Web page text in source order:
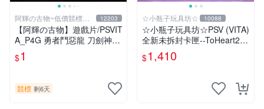
阿輝の古物~低價競標五
六日結標
12203
【阿輝の古物】遊戲片/PSVIT
A_P4G 勇者鬥惡龍 刀劍神域
一批合售_1元起標無底價_#F
31
$1
競標 剩6天
☆小瓶子玩具坊☆ 10088
☆小瓶子玩具坊☆PSV (VITA)
全新未拆封卡匣--ToHeart2
迷宮旅人
$1,410